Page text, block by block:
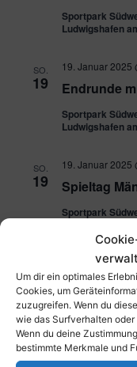
Um dir ein optimales
Cookies, um
zuzugreifen. Wenn du
wie das Surfverhalten
Wenn du deine
bestimmte Merkmale und
Sportpark
Ludwigshafen
SO.
19 Endrunde
19. Januar 2025
Sportpark
Ludwigshafen
SO.
19 Spieltag
19. Januar 2025
Sportpark
25 Spieltag
25. Januar 2025
Sportpark
Ludwigshafen
SA. 25. Januar 2025